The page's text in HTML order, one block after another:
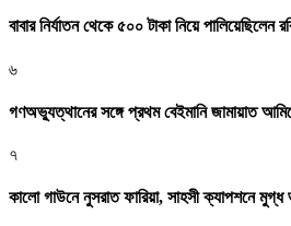
বাবার নির্যাতন থেকে ৫০০ টাকা নিয়ে পালিয়েছিলেন
৬
গণঅভ্যুত্থানের সঙ্গে প্রথম বেইমানি জামায়াত
৭
কালো গাউনে নুসরাত ফারিয়া, সাহসী ক্যাপশনে মুগ্ধ